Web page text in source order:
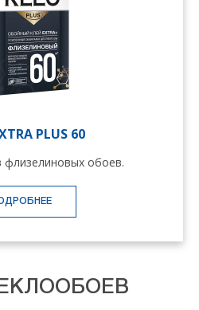
PLUS 60
флизелиновых обоев.